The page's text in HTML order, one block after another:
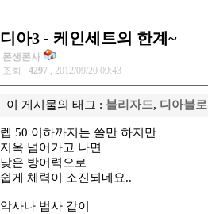
디아3 - 케인세트의 한계~
폰생폰사
조회 : 4297 , 2012/09/20 09:43
이 게시물의 태그 : 블리자드, 디아블로
렙 50 이하까지는 쓸만 하지만
지옥 넘어가고 나면
낮은 방어력으로
쉽게 체력이 소진되네요..
악사나 법사 같이